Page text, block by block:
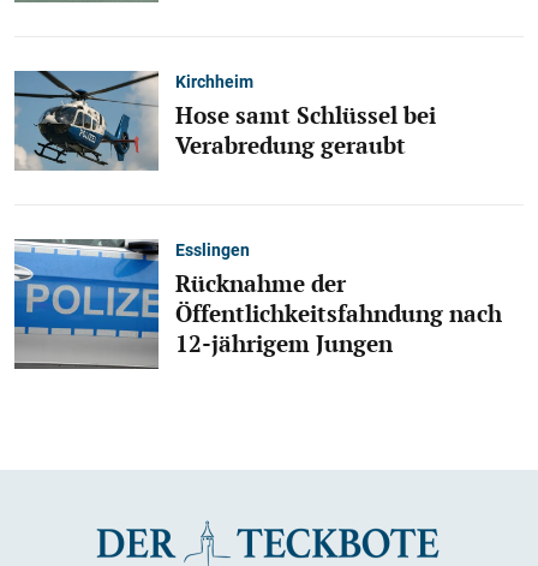
Kirchheim
Hose samt Schlüssel bei
Verabredung geraubt
Esslingen
Rücknahme der
Öffentlichkeitsfahndung nach
12-jährigem Jungen